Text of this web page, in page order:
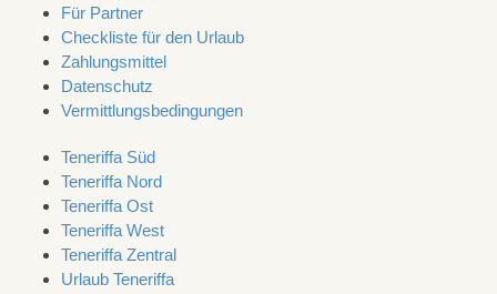
Für Partner
Checkliste für den Urlaub
Zahlungsmittel
Datenschutz
Vermittlungsbedingungen
Teneriffa Süd
Teneriffa Nord
Teneriffa Ost
Teneriffa West
Teneriffa Zentral
Urlaub Teneriffa